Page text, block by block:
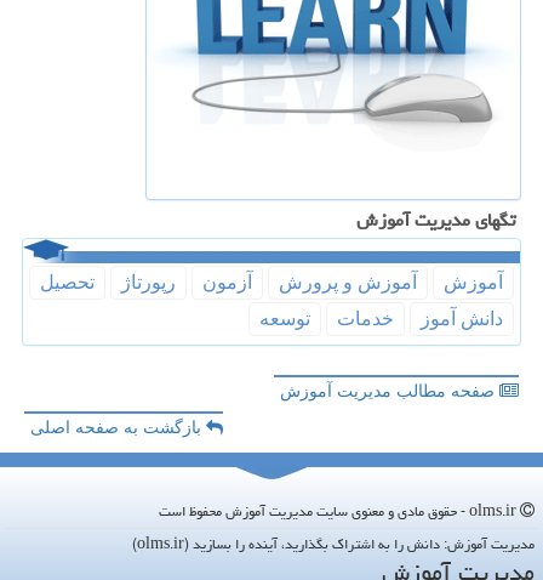
تگهای مدیریت آموزش
آموزش آموزش و پرورش آزمون رپورتاژ
تحصیل
دانش آموز
خدمات توسعه
صفحه مطالب مدیریت آموزش
بازگشت به صفحه اصلی
مدیریت آموزش: دانش را به اشتراک بگذارید، آینده را بسازید (olms.ir)